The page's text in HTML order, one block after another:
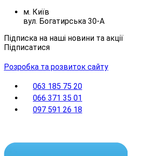
м. Київ
вул. Богатирська 30-А
Підписка на наші новини та акції
Підписатися
Розробка та розвиток сайту
063 185 75 20
066 371 35 01
097 591 26 18